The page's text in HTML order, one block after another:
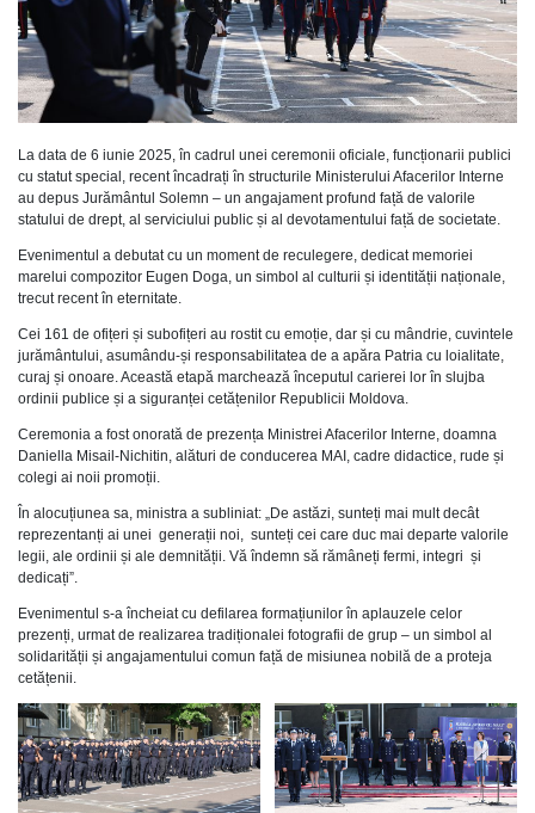
La data de 6 iunie 2025, în cadrul unei ceremonii oficiale, funcționarii publici
cu statut special, recent încadrați în structurile Ministerului Afacerilor Interne
au depus Jurământul Solemn – un angajament profund față de valorile
statului de drept, al serviciului public și al devotamentului față de societate.
Evenimentul a debutat cu un moment de reculegere, dedicat memoriei
marelui compozitor Eugen Doga, un simbol al culturii și identității naționale,
trecut recent în eternitate.
Cei 161 de ofițeri și subofițeri au rostit cu emoție, dar și cu mândrie, cuvintele
jurământului, asumându-și responsabilitatea de a apăra Patria cu loialitate,
curaj și onoare. Această etapă marchează începutul carierei lor în slujba
ordinii publice și a siguranței cetățenilor Republicii Moldova.
Ceremonia a fost onorată de prezența Ministrei Afacerilor Interne, doamna
Daniella Misail-Nichitin, alături de conducerea MAI, cadre didactice, rude și
colegi ai noii promoții.
În alocuțiunea sa, ministra a subliniat: „De astăzi, sunteți mai mult decât
reprezentanți ai unei generații noi, sunteți cei care duc mai departe valorile
legii, ale ordinii și ale demnității. Vă îndemn să rămâneți fermi, integri și
dedicați”.
Evenimentul s-a încheiat cu defilarea formațiunilor în aplauzele celor
prezenți, urmat de realizarea tradiționalei fotografii de grup – un simbol al
solidarității și angajamentului comun față de misiunea nobilă de a proteja
cetățenii.